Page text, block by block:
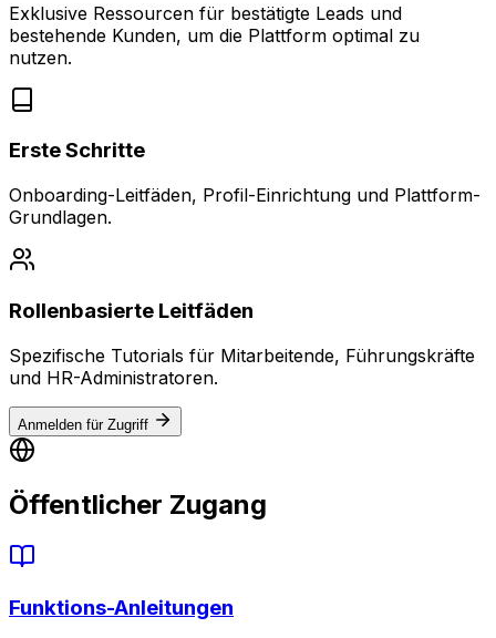
Exklusive Ressourcen für bestätigte Leads und
bestehende Kunden, um die Plattform optimal zu
nutzen.
Erste Schritte
Onboarding-Leitfäden, Profil-Einrichtung und Plattform-
Grundlagen.
Rollenbasierte Leitfäden
Spezifische Tutorials für Mitarbeitende, Führungskräfte
und HR-Administratoren.
Anmelden für Zugriff
Öffentlicher Zugang
Funktions-Anleitungen